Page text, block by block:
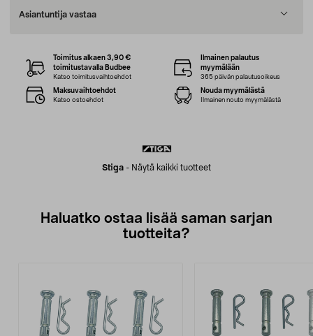
Asiantuntija vastaa
Stiga - Näytä kaikki tuotteet
Toimitus alkaen 3,90 €
toimitustavalla Budbee
Katso toimitusvaihtoehdot
Ilmainen palautus
myymälään
365 päivän palautusoikeus
Maksuvaihtoehdot
Katso ostoehdot
Nouda myymälästä
Ilmainen nouto myymälästä
Haluatko ostaa lisää saman sarjan
tuotteita?